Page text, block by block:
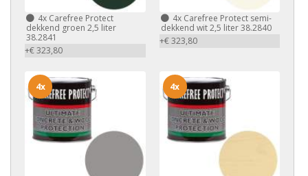
4x Carefree Protect
dekkend groen 2,5 liter
38.2841
+€ 323,80
4xCarefree Protect semi-
dekkend wit 2,5 liter 38.2840
+€ 323,80
4x 4x